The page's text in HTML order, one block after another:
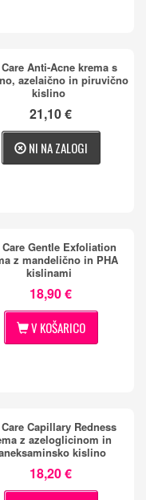
Anti-Acne krema s
azelaično in piruvično
kislino
21,10 €
NI NA ZALOGI
Gentle Exfoliation
z mandelično in PHA
kislinami
18,90 €
V KOŠARICO
Capillary Redness
z azeloglicinom in
kislino
18,20 €